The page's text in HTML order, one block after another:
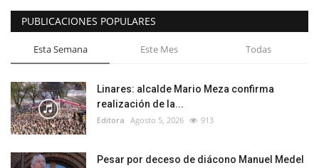
PUBLICACIONES POPULARES
Esta Semana Este Mes Todas
Linares: alcalde Mario Meza confirma
realización de la...
Editora Agosto 5, 2026 913
Pesar por deceso de diácono Manuel Medel